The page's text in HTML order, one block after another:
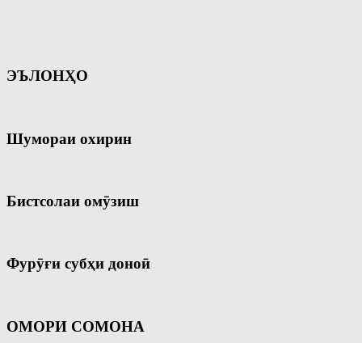
ЭЪЛОНҲО
Шумораи охирин
Бистсолаи омӯзиш
Фурӯғи субҳи доноӣ
ОМОРИ СОМОНА